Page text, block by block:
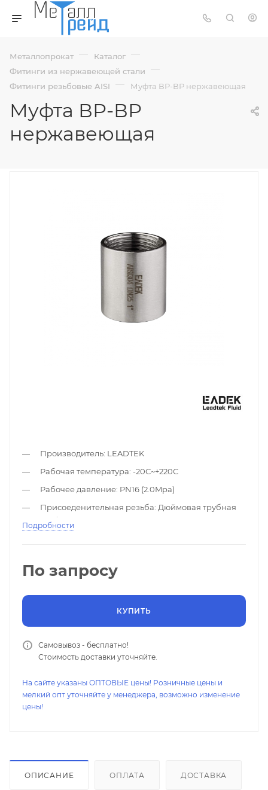
Металлопрокат — Каталог —
Фитинги из нержавеющей стали —
Фитинги резьбовые AISI — Муфта ВР-ВР нержавеющая
Муфта ВР-ВР
нержавеющая
Производитель: LEADTEK
Рабочая температура: -20С~+220С
Рабочее давление: PN16 (2.0Mpa)
Присоеденительная резьба: Дюймовая трубная
резьба
Точность изготовления: Исключает возможность
Подробности
По запросу
КУПИТЬ
Самовывоз - бесплатно!
Стоимость доставки уточняйте.
На сайте указаны ОПТОВЫЕ цены! Розничные цены и
мелкий опт уточняйте у менеджера, возможно изменение
цены!
ОПИСАНИЕ ОПЛАТА ДОСТАВКА